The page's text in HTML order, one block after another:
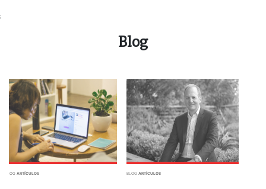
;
Blog
BLOG ARTÍCULOS BLOG ARTÍCULOS